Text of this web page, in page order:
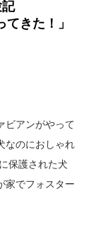
きた！」
ビアンがやって
なのにおしゃれ
保護された犬
家でフォスター